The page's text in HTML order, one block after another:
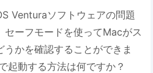
Venturaソフトウェアの問題
セーフモードを使ってMacがス
かを確認することができま
起動する方法は何ですか？